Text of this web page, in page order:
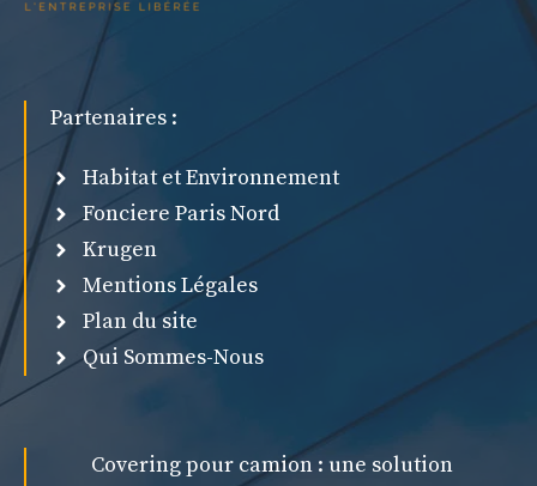
Partenaires :
Habitat et Environnement
Fonciere Paris Nord
Krugen
Mentions Légales
Plan du site
Qui Sommes-Nous
Covering pour camion : une solution